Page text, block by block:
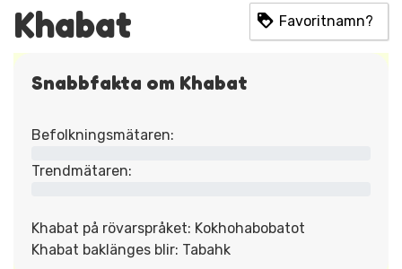
Khabat Favoritnamn?
Snabbfakta om Khabat
Befolkningsmätaren:
Trendmätaren:
Khabat på rövarspråket: Kokhohabobatot
Khabat baklänges blir: Tabahk